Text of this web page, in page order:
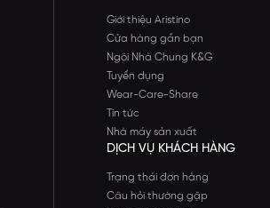
Giới thiệu Aristino
Cửa hàng gần bạn
Ngôi Nhà Chung K&G
Tuyển dụng
Wear-Care-Share
Tin tức
Nhà máy sản xuất
DỊCH VỤ KHÁCH HÀNG
Trạng thái đơn hàng
Câu hỏi thường gặp